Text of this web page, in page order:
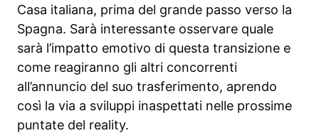
Casa italiana, prima del grande passo verso la
Spagna. Sarà interessante osservare quale
sarà l’impatto emotivo di questa transizione e
come reagiranno gli altri concorrenti
all’annuncio del suo trasferimento, aprendo
così la via a sviluppi inaspettati nelle prossime
puntate del reality.